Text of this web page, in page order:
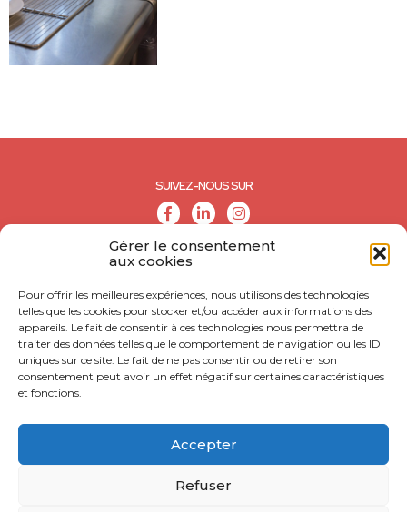
Gérer le consentement
aux cookies
Pour offrir les meilleures expériences, nous utilisons des technologies
telles que les cookies pour stocker et/ou accéder aux informations des
appareils. Le fait de consentir à ces technologies nous permettra de
traiter des données telles que le comportement de navigation ou les ID
uniques sur ce site. Le fait de ne pas consentir ou de retirer son
consentement peut avoir un effet négatif sur certaines caractéristiques
et fonctions.
Accepter
Refuser
SUIVEZ-NOUS SUR
CONTACT
MENTIONS LÉGALES